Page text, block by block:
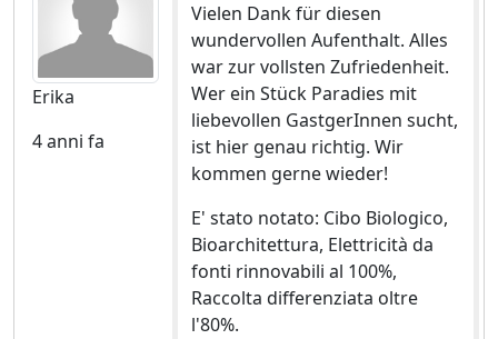
Erika
4 anni fa
Vielen Dank für diesen
wundervollen Aufenthalt. Alles
war zur vollsten Zufriedenheit.
Wer ein Stück Paradies mit
liebevollen GastgerInnen sucht,
ist hier genau richtig. Wir
kommen gerne wieder!
E' stato notato: Cibo Biologico,
Bioarchitettura, Elettricità da
fonti rinnovabili al 100%,
Raccolta differenziata oltre
l'80%.